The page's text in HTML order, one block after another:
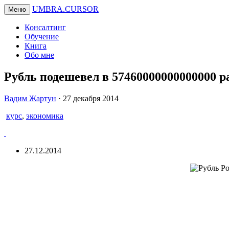
Меню UMBRA.CURSOR
Консалтинг
Обучение
Книга
Обо мне
Рубль подешевел в 57460000000000000
Вадим
Вадим Жартун · 27 декабря 2014
курс, экономика
27.12.2014